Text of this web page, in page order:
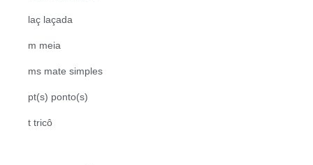
laç laçada
m meia
ms mate simples
pt(s) ponto(s)
t tricô